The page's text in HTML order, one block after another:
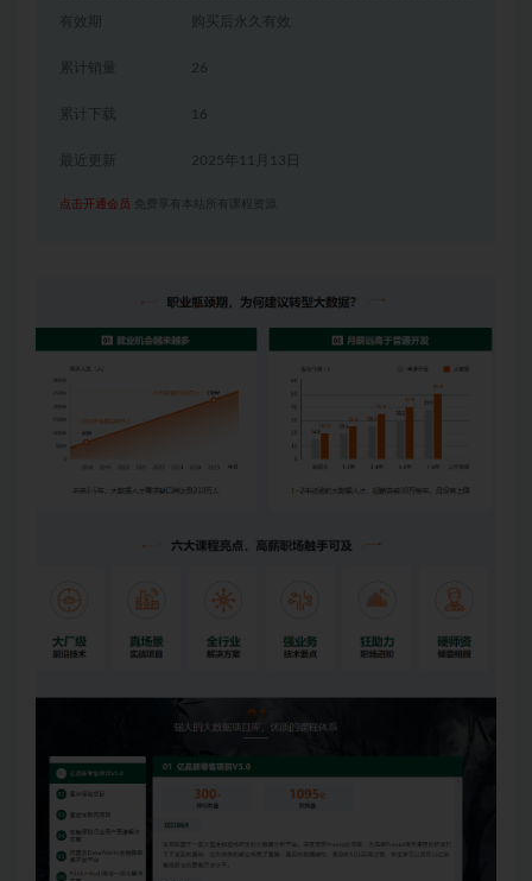
有效期 购买后永久有效
累计销量 26
累计下载 16
2025年11月13日
点击开通会员 免费享有本站所有课程资源